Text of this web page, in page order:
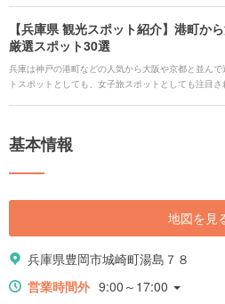
[Relux(リラックス)](https://rlx.jp/)</u></b>で予約し
KDDI株式会社
報・ホテルなどをまとめてご紹介します。
【兵庫県 観光スポット紹介】港町か
厳選スポット30選
兵庫は神戸の港町などの人気から大阪や京都と並ん
トスポットとしても、女子旅スポットとしても注目
します。
基本情報
地図を見
兵庫県豊岡市城崎町湯島７８
営業時間外 9:00～17:00